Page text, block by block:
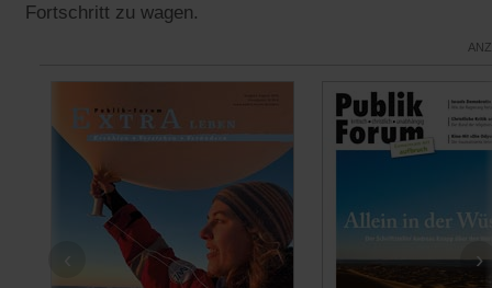
Fortschritt zu wagen.
‹ ›